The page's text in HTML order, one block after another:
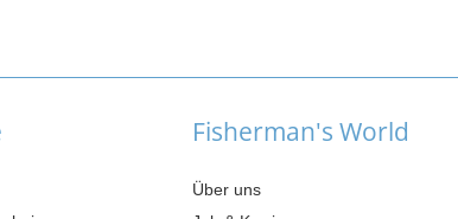
Fisherman's World
Über uns